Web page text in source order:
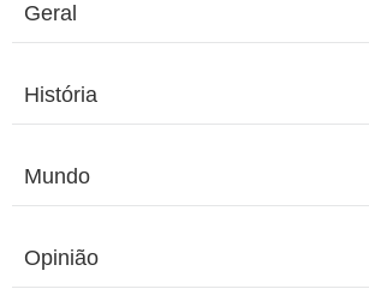
Geral
História
Mundo
Opinião